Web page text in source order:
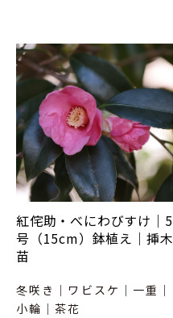
紅侘助・べにわびすけ｜5
号（15cm）鉢植え｜挿木
苗
冬咲き｜ワビスケ｜一重｜
小輪｜茶花